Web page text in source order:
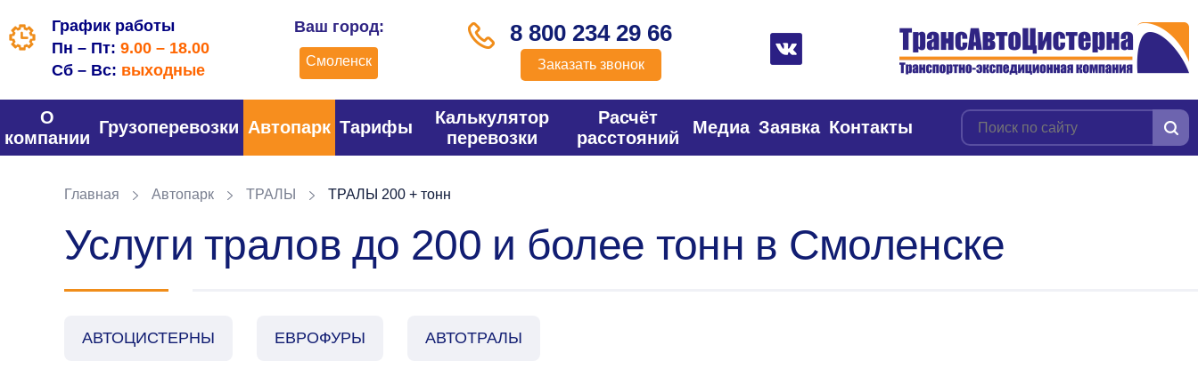
График работы
Пн – Пт: 9.00 – 18.00
Сб – Вс: выходные
Ваш город:
Смоленск
8 800 234 29 66
Заказать звонок
О
компании
Грузоперевозки Автопарк Тарифы
Калькулятор
перевозки
Расчёт
расстояний
Медиа Заявка Контакты
Главная Автопарк ТРАЛЫ ТРАЛЫ 200 + тонн
Услуги тралов до 200 и более тонн в Смоленске
АВТОЦИСТЕРНЫ ЕВРОФУРЫ АВТОТРАЛЫ